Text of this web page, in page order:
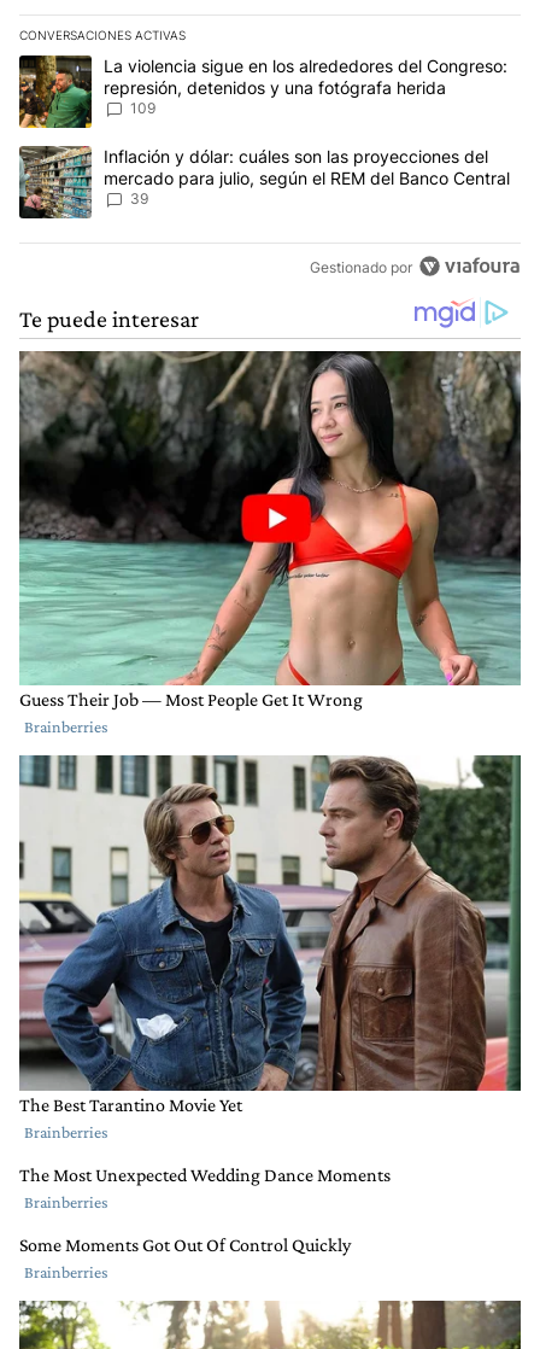
CONVERSACIONES ACTIVAS
Este listado muestra los artículos con más comentarios en los
Un artículo de tendencia con el título "La violencia sigue en los
La violencia sigue en los alrededores del Congreso:
represión, detenidos y una fotógrafa herida
109
Un artículo de tendencia con el título "Inflación y dólar: cuáles
Inflación y dólar: cuáles son las proyecciones del
mercado para julio, según el REM del Banco Central
39
Gestionado por